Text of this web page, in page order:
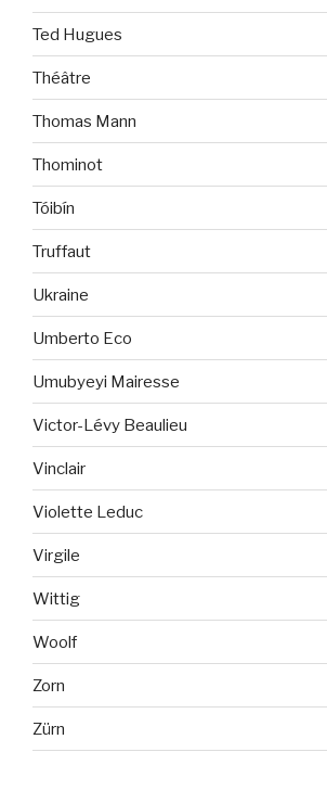
Ted Hugues
Théâtre
Thomas Mann
Thominot
Tóibín
Truffaut
Ukraine
Umberto Eco
Umubyeyi Mairesse
Victor-Lévy Beaulieu
Vinclair
Violette Leduc
Virgile
Wittig
Woolf
Zorn
Zürn